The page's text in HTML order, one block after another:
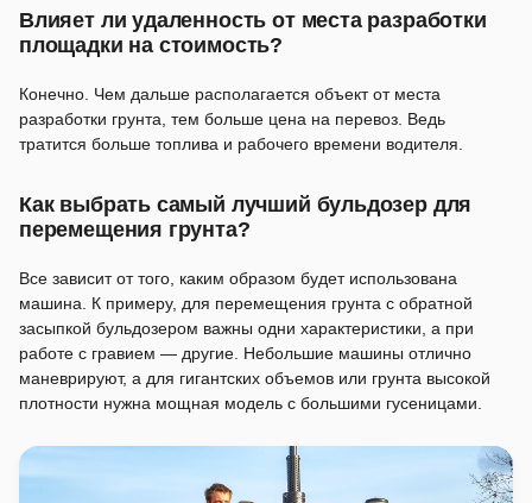
Влияет ли удаленность от места разработки
площадки на стоимость?
Конечно. Чем дальше располагается объект от места
разработки грунта, тем больше цена на перевоз. Ведь
тратится больше топлива и рабочего времени водителя.
Как выбрать самый лучший бульдозер для
перемещения грунта?
Все зависит от того, каким образом будет использована
машина. К примеру, для перемещения грунта с обратной
засыпкой бульдозером важны одни характеристики, а при
работе с гравием — другие. Небольшие машины отлично
маневрируют, а для гигантских объемов или грунта высокой
плотности нужна мощная модель с большими гусеницами.